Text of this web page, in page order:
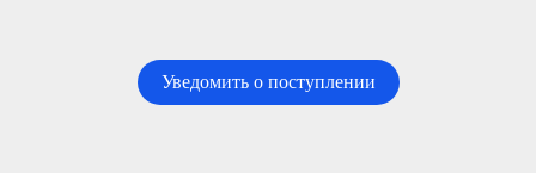
Уведомить о поступлении